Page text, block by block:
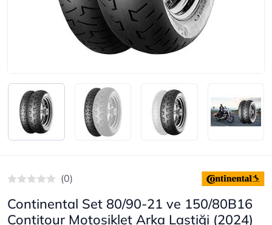
(0)
Continental Set 80/90-21 ve 150/80B16
Contitour Motosiklet Arka Lastiği (2024)